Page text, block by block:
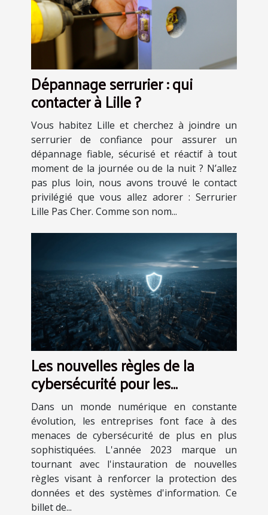
Dépannage serrurier : qui
contacter à Lille ?
Vous habitez Lille et cherchez à joindre un
serrurier de confiance pour assurer un
dépannage fiable, sécurisé et réactif à tout
moment de la journée ou de la nuit ? N’allez
pas plus loin, nous avons trouvé le contact
privilégié que vous allez adorer : Serrurier
Lille Pas Cher. Comme son nom...
Les nouvelles règles de la
cybersécurité pour les
entreprises en 2023
Dans un monde numérique en constante
évolution, les entreprises font face à des
menaces de cybersécurité de plus en plus
sophistiquées. L'année 2023 marque un
tournant avec l'instauration de nouvelles
règles visant à renforcer la protection des
données et des systèmes d'information. Ce
billet de...